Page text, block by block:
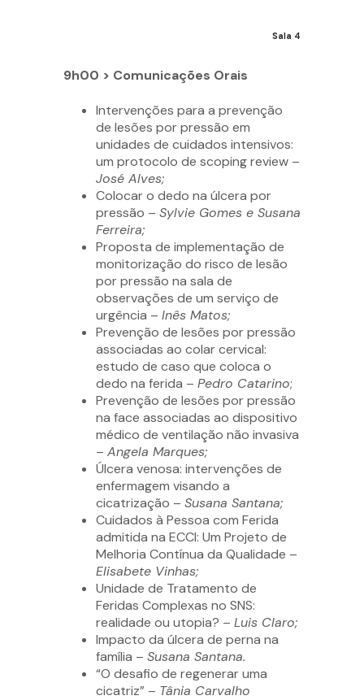
Sala 4
9h00 > Comunicações Orais
Intervenções para a prevenção
de lesões por pressão em
unidades de cuidados intensivos:
um protocolo de scoping review –
José Alves;
Colocar o dedo na úlcera por
pressão – Sylvie Gomes e Susana
Ferreira;
Proposta de implementação de
monitorização do risco de lesão
por pressão na sala de
observações de um serviço de
urgência – Inês Matos;
Prevenção de lesões por pressão
associadas ao colar cervical:
estudo de caso que coloca o
dedo na ferida – Pedro Catarino;
Prevenção de lesões por pressão
na face associadas ao dispositivo
médico de ventilação não invasiva
– Angela Marques;
Úlcera venosa: intervenções de
enfermagem visando a
cicatrização – Susana Santana;
Cuidados à Pessoa com Ferida
admitida na ECCI: Um Projeto de
Melhoria Contínua da Qualidade –
Elisabete Vinhas;
Unidade de Tratamento de
Feridas Complexas no SNS:
realidade ou utopia? – Luis Claro;
Impacto da úlcera de perna na
família – Susana Santana.
“O desafio de regenerar uma
cicatriz” – Tânia Carvalho